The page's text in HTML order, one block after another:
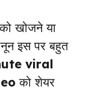
खोजने या
इस पर बहुत
viral
को शेयर